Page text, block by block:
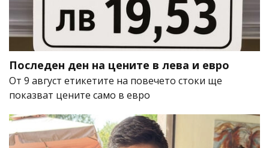
Последен ден на цените в лева и евро
От 9 август етикетите на повечето стоки ще
показват цените само в евро